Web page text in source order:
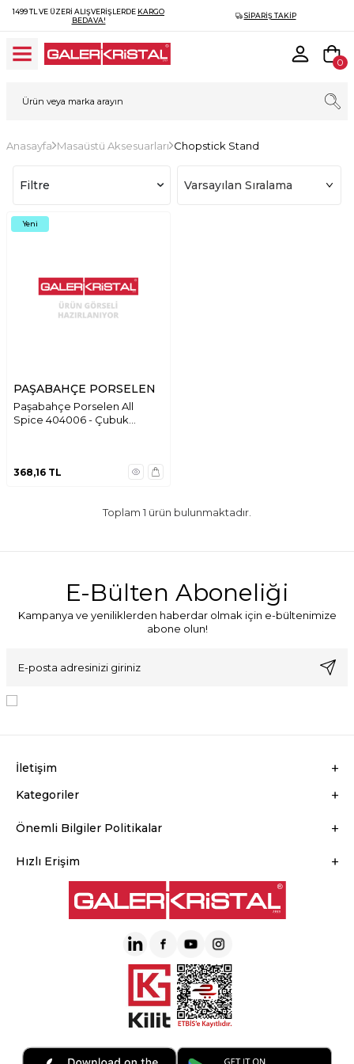
1499 TL VE ÜZERI ALIŞVERIŞLERDE KARGO
BEDAVA!
SIPARIŞ TAKIP
0
Anasayfa Masaüstü Aksesuarları Chopstick Stand
Filtre
Yeni
PAŞABAHÇE PORSELEN
Paşabahçe Porselen All
Spice 404006 - Çubuk
368,16 TL
Toplam 1 ürün bulunmaktadır.
E-Bülten Aboneliği
Kampanya ve yeniliklerden haberdar olmak için e-bültenimize
abone olun!
İletişim
Kategoriler
Önemli Bilgiler Politikalar
Hızlı Erişim